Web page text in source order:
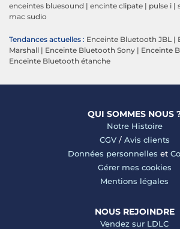
enceintes bluesound | encinte clipate | pulse i |
mac sudio
Tendances actuelles : Enceinte Bluetooth JBL |
Marshall | Enceinte Bluetooth Sony | Enceinte
Enceinte Bluetooth étanche
QUI SOMMES NOUS
Notre Histoire
CGV/ Avis clients
Données personnelles et
Gérer mes cookies
Mentions légales
NOUS REJOINDRE
Vendez sur LDLC